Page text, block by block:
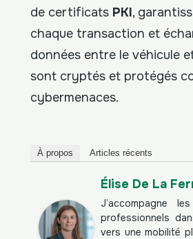
de certificats PKI,
chaque transaction et
données entre le véhicule
sont cryptés et protégés
cybermenaces.
À propos Articles récents
Élise De La
J’accompagne
professionnels
vers une mobilité